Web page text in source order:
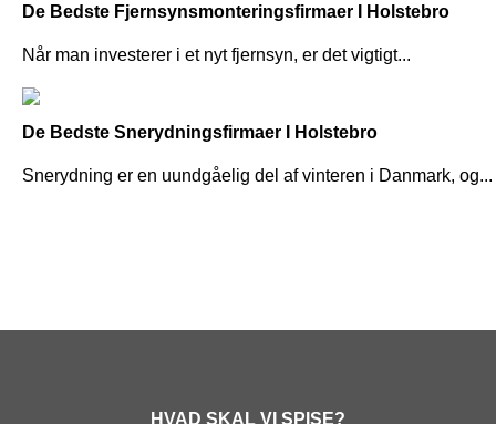
De Bedste Fjernsynsmonteringsfirmaer I Holstebro
Når man investerer i et nyt fjernsyn, er det vigtigt...
De Bedste Snerydningsfirmaer I Holstebro
Snerydning er en uundgåelig del af vinteren i Danmark, og...
HVAD SKAL VI SPISE?